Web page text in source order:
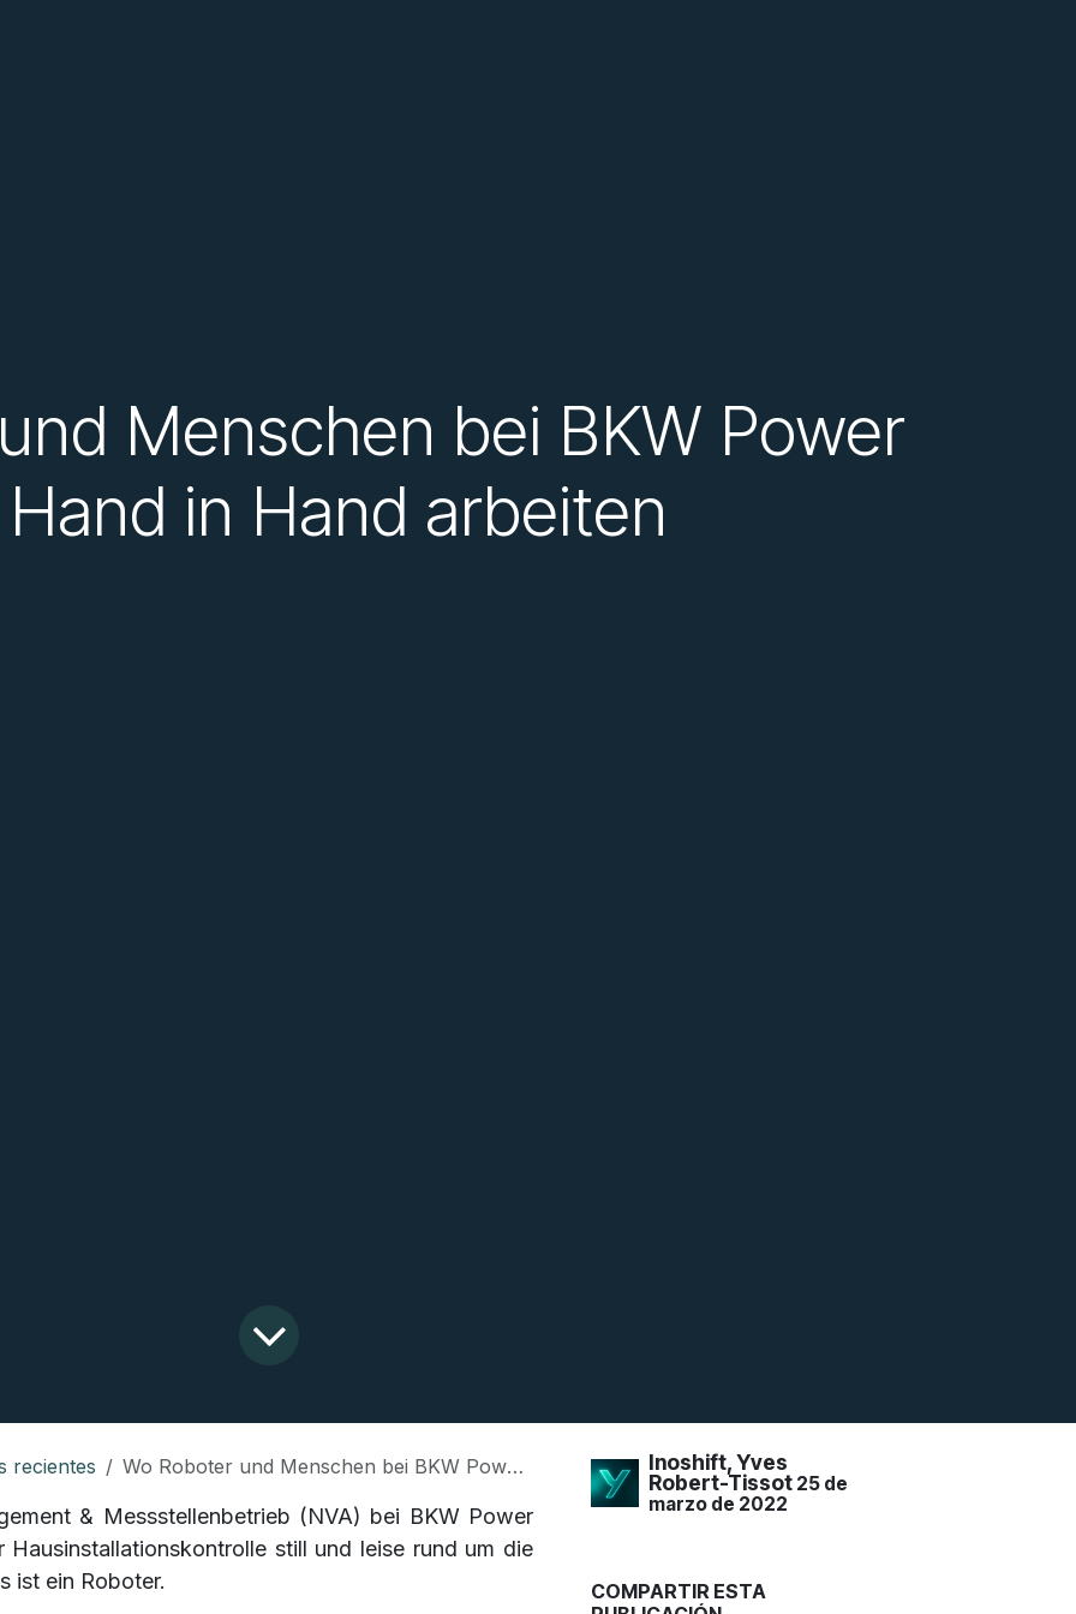
Menschen bei BKW Power
in Hand arbeiten
recientes Wo Roboter und Menschen bei BKW Power Grid Hand in Hand arbeiten
& Messstellenbetrieb (NVA) bei BKW Power
still und leise rund um die
ist ein Roboter.
Inoshift, Yves
Robert-Tissot 25 de
marzo de 2022
COMPARTIR ESTA